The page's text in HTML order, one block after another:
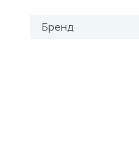
Бренд